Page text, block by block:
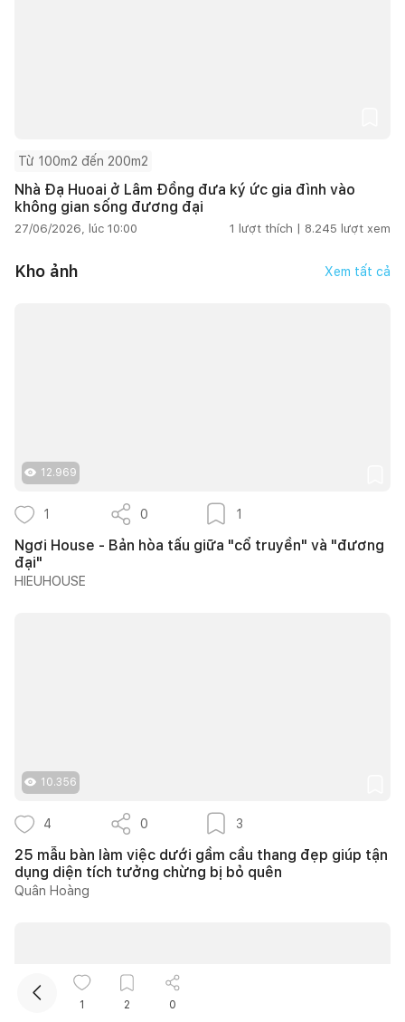
Từ 100m2 đến 200m2
Nhà Đạ Huoai ở Lâm Đồng đưa ký ức gia đình vào
không gian sống đương đại
27/06/2026, lúc 10:00 1 lượt thích | 8.245 lượt xem
Kho ảnh Xem tất cả
12.969
1 0 1
Ngơi House - Bản hòa tấu giữa "cổ truyền" và "đương
đại"
HIEUHOUSE
10.356
4 0 3
25 mẫu bàn làm việc dưới gầm cầu thang đẹp giúp tận
dụng diện tích tưởng chừng bị bỏ quên
Quân Hoàng
1 2 0
Mua sắm hoàn thiện nhà